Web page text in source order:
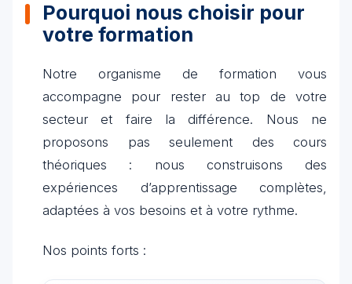
Pourquoi nous choisir pour
votre formation
Notre organisme de formation vous
accompagne pour rester au top de votre
secteur et faire la différence. Nous ne
proposons pas seulement des cours
théoriques : nous construisons des
expériences d’apprentissage complètes,
adaptées à vos besoins et à votre rythme.
Nos points forts :